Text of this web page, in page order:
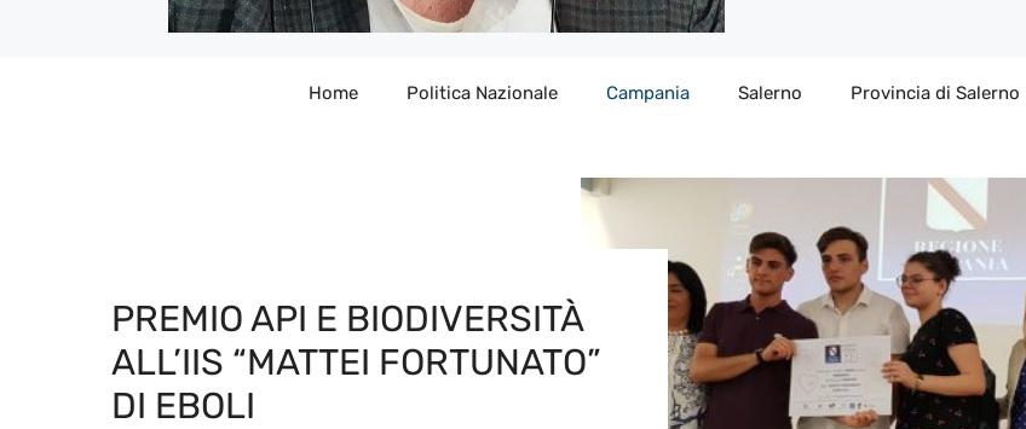
Home Politica Nazionale Campania Salerno Provincia di Salerno
PREMIO API E BIODIVERSITÀ
ALL’IIS “MATTEI FORTUNATO”
DI EBOLI